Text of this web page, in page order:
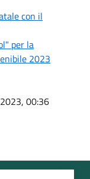
con il
per la
2023
00:36